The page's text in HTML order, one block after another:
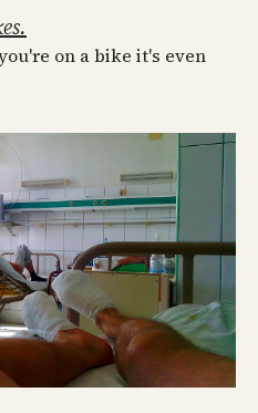
on a bike it's even